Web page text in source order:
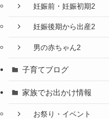
妊娠前・妊娠初期2
妊娠後期から出産2
男の赤ちゃん2
子育てブログ
家族でお出かけ情報
お祭り・イベント